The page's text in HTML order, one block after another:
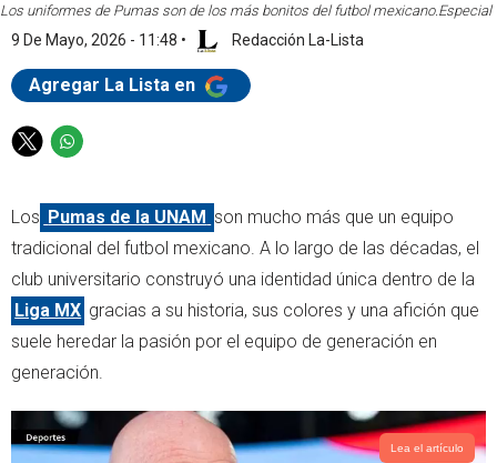
Los uniformes de Pumas son de los más bonitos del futbol mexicano.Especial
9 De Mayo, 2026 - 11:48 • Redacción La-Lista
Agregar La Lista en
T
t
t
e
r
W
a
t
s
a
p
p
Los Pumas de la UNAM son mucho más que un equipo
tradicional del futbol mexicano. A lo largo de las décadas, el
club universitario construyó una identidad única dentro de la
Liga MX gracias a su historia, sus colores y una afición que
suele heredar la pasión por el equipo de generación en
generación.
Lea el artículo